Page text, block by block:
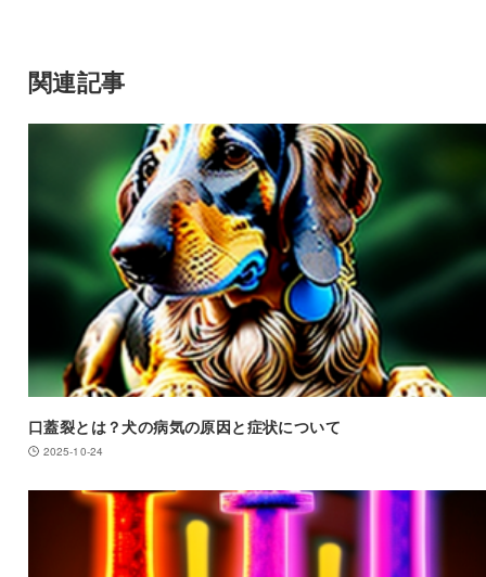
関連記事
口蓋裂とは？犬の病気の原因と症状について
2025-10-24